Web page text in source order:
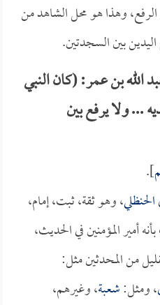
وهذا هو محل الشاهد من
بين السجدتين.
بن عمر: (كان النبي
... ولا يرفع بين
].
، وهو ثقة، ثبت، إمام،
أمير المؤمنين في الحديث،
من المحدثين مثل:
، ومثل:شعبة، وغيرهم،